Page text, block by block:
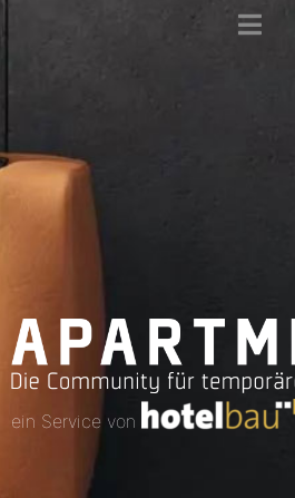
ein Service von